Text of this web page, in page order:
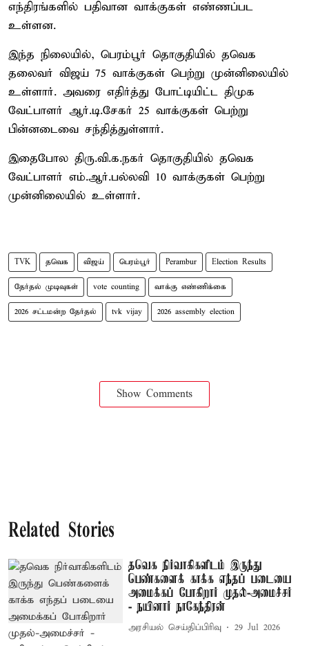
எந்திரங்களில் பதிவான வாக்குகள் எண்ணப்பட
உள்ளன.
இந்த நிலையில், பெரம்பூர் தொகுதியில் தவெக
தலைவர் விஜய் 75 வாக்குகள் பெற்று முன்னிலையில்
உள்ளார். அவரை எதிர்த்து போட்டியிட்ட திமுக
வேட்பாளர் ஆர்.டி.சேகர் 25 வாக்குகள் பெற்று
பின்னடைவை சந்தித்துள்ளார்.
இதைபோல திரு.வி.க.நகர் தொகுதியில் தவெக
வேட்பாளர் எம்.ஆர்.பல்லவி 10 வாக்குகள் பெற்று
முன்னிலையில் உள்ளார்.
TVK தவெக விஜய் பெரம்பூர் Perambur Election Results
தேர்தல் முடிவுகள் vote counting வாக்கு எண்ணிக்கை
2026 சட்டமன்ற தேர்தல் tvk vijay 2026 assembly election
Show Comments
Related Stories
தவெக நிர்வாகிகளிடம் இருந்து
பெண்களைக் காக்க எந்தப் படையை
அமைக்கப் போகிறார் முதல்-அமைச்சர்
- நயினார் நாகேந்திரன்
அரசியல் செய்திப்பிரிவு 29 Jul 2026